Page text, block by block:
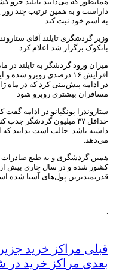
داراست و به همین ترتیب چند
به اسم خود ثبت کند.
وزیر گردشگری تایلند آقای
بانکوک برگزار شد اعلام کرد:
میزان ورود گردشگر به تایلند
در ادامه پیش‌بینی کرد که در ماه
مسافران بیشتری روبرو شود
داشته باشد. جالب است بدانید که
می‌دهد.
همین گردشگری و به طبع
قدرتمندترین پول‌های آسیا شده
.
قبلی مراکز خرید
بعدی مراکز خرید در